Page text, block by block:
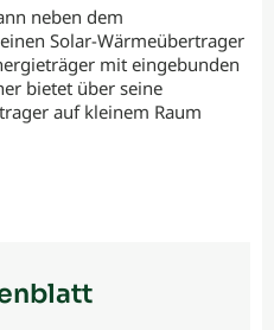
neben dem
Solar-Wärmeübertrager
mit eingebunden
bietet über seine
auf kleinem Raum